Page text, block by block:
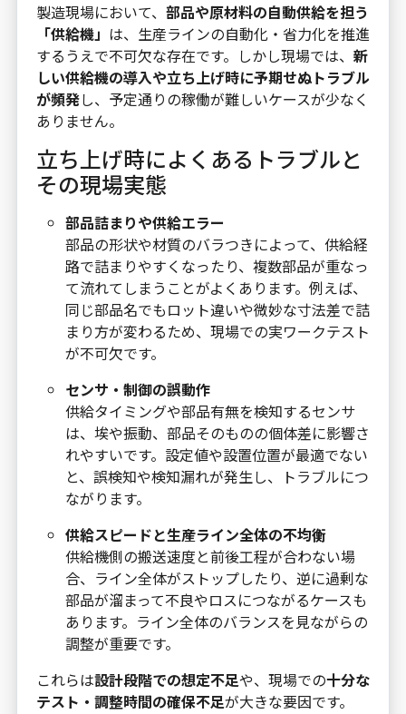
製造現場において、 部品や原材料の自動供給を担う
「供給機」 は、生産ラインの自動化・省力化を推進
するうえで不可欠な存在です。しかし現場では、 新
しい供給機の導入や立ち上げ時に予期せぬトラブル
が頻発し、予定通りの稼働が難しいケースが少なく
ありません。
立ち上げ時によくあるトラブルと
その現場実態
部品詰まりや供給エラー
部品の形状や材質のバラつきによって、供給経
路で詰まりやすくなったり、複数部品が重なっ
て流れてしまうことがよくあります。例えば、
同じ部品名でもロット違いや微妙な寸法差で詰
まり方が変わるため、現場での実ワークテスト
が不可欠です。
センサ・制御の誤動作
供給タイミングや部品有無を検知するセンサ
は、埃や振動、部品そのものの個体差に影響さ
れやすいです。設定値や設置位置が最適でない
と、誤検知や検知漏れが発生し、トラブルにつ
ながります。
供給スピードと生産ライン全体の不均衡
供給機側の搬送速度と前後工程が合わない場
合、ライン全体がストップしたり、逆に過剰な
部品が溜まって不良やロスにつながるケースも
あります。ライン全体のバランスを見ながらの
調整が重要です。
これらは設計段階での想定不足や、現場での十分な
テスト・調整時間の確保不足が大きな要因です。